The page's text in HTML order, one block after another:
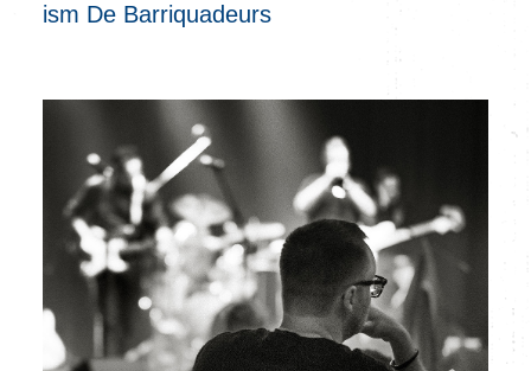
ism De Barriquadeurs